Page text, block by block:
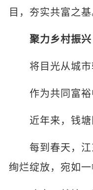
目，夯实共富之基
聚力乡村振兴
将目光从城市转
作为共同富裕
近年来，钱塘
每到春天，江东
绚烂绽放，宛如